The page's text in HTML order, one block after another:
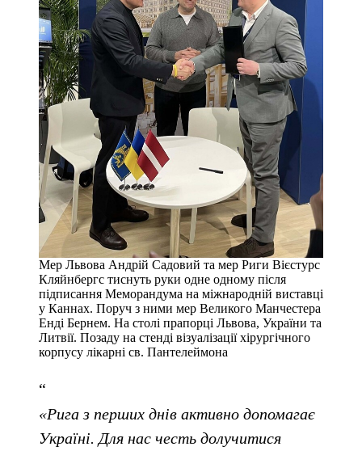
Мер Львова Андрій Садовий та мер Риги Вієстурс
Кляйнбергс тиснуть руки одне одному після
підписання Меморандума на міжнародній виставці
у Каннах. Поруч з ними мер Великого Манчестера
Енді Бернем. На столі прапорці Львова, України та
Литвії. Позаду на стенді візуалізації хірургічного
корпусу лікарні св. Пантелеймона
«Рига з перших днів активно допомагає
Україні. Для нас честь долучитися